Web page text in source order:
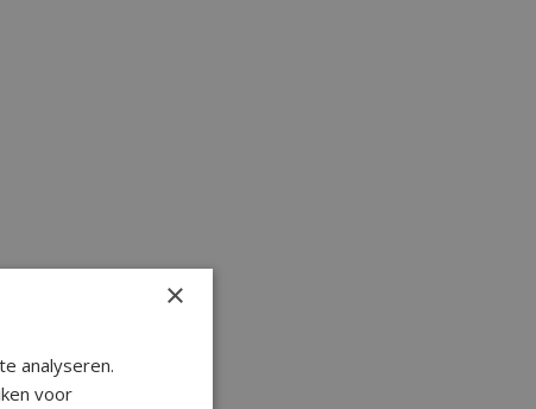
×
analyseren.
voor